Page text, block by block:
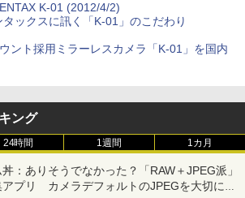
K-01 (2012/4/2)
ックスに訊く「K-01」のこだわり
ント採用ミラーレスカメラ「K-01」を国内
ング
24時間 1週間 1カ月
：ありそうでなかった？「RAW＋JPEG派」
プリ カメラデフォルトのJPEGを大切にす